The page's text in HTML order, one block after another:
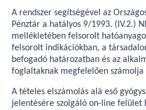
A rendszer segítségével az
Pénztár a hatályos 9/1993. (IV.2.)
mellékletében felsorolt
felsorolt indikációkban, a
befogadó határozatban és az
foglaltaknak megfelelően számolja
A tételes elszámolás alá eső
jelentésére szolgáló on-line felület